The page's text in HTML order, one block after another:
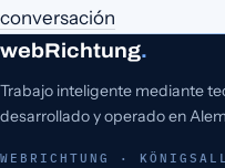
conversación
webRichtung.
Trabajo inteligente mediante
desarrollado y operado en
WEBRICHTUNG ·